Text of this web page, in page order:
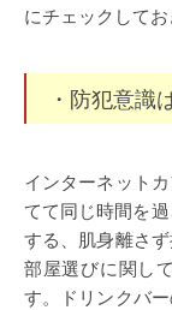
にチェックしてお
・防犯意識
インターネット
てて同じ時間を
する、肌身離さ
部屋選びに関し
す。ドリンクバ